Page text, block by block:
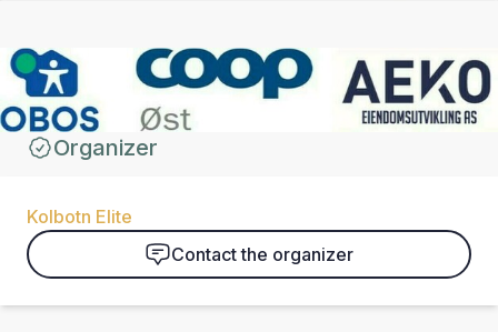
Organizer
Kolbotn Elite
Contact the organizer